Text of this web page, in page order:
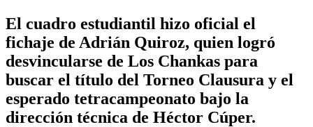
El cuadro estudiantil hizo oficial el
fichaje de Adrián Quiroz, quien logró
desvincularse de Los Chankas para
buscar el título del Torneo Clausura y el
esperado tetracampeonato bajo la
dirección técnica de Héctor Cúper.